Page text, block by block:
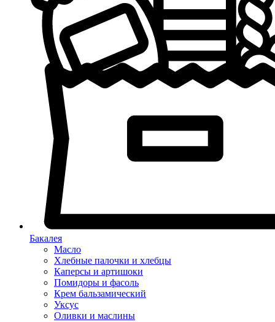
Бакалея
Масло
Хлебные палочки и хлебцы
Каперсы и артишоки
Помидоры и фасоль
Крем бальзамический
Уксус
Оливки и маслины